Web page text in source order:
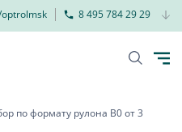
8 495 784 29 29
по формату рулона В0 от 3